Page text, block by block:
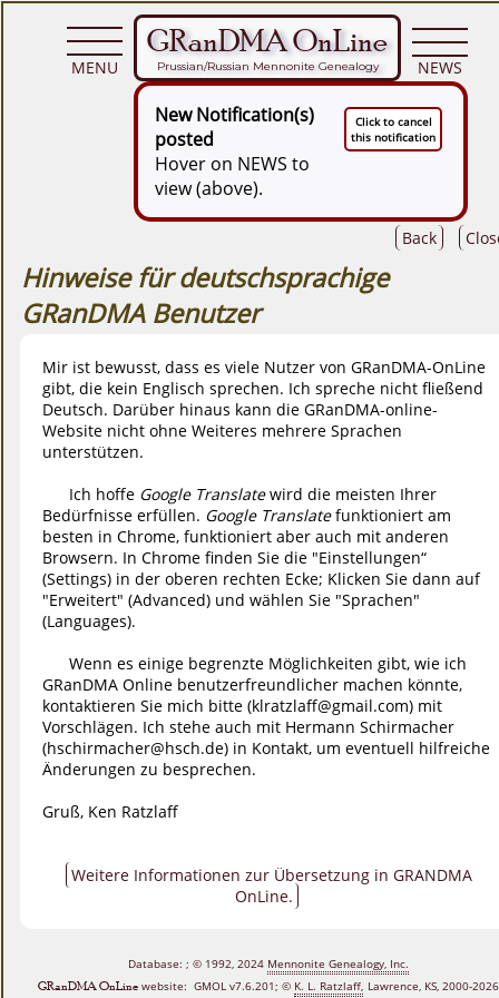
MENU
GRanDMA OnLine
Prussian/Russian Mennonite Genealogy NEWS
Click to cancel
this notification
New Notification(s)
posted
Hover on NEWS to
view (above).
Back
Hinweise für deutschsprachige
GRanDMA Benutzer
Mir ist bewusst, dass es viele Nutzer von GRanDMA-OnLine
gibt, die kein Englisch sprechen. Ich spreche nicht fließend
Deutsch. Darüber hinaus kann die GRanDMA-online-
Website nicht ohne Weiteres mehrere Sprachen
unterstützen.
Ich hoffe Google Translatewird die meisten Ihrer
Bedürfnisse erfüllen. Google Translatefunktioniert am
besten in Chrome, funktioniert aber auch mit anderen
Browsern. In Chrome finden Sie die "Einstellungen“
(Settings) in der oberen rechten Ecke; Klicken Sie dann auf
"Erweitert" (Advanced) und wählen Sie "Sprachen"
(Languages).
Wenn es einige begrenzte Möglichkeiten gibt, wie ich
GRanDMA Online benutzerfreundlicher machen könnte,
kontaktieren Sie mich bitte (klratzlaff@gmail.com) mit
Vorschlägen. Ich stehe auch mit Hermann Schirmacher
(hschirmacher@hsch.de) in Kontakt, um eventuell hilfreiche
Änderungen zu besprechen.
Gruß, Ken Ratzlaff
Weitere Informationen zur Übersetzung in GRANDMA
OnLine.
Database: ; © 1992, 2024 Mennonite Genealogy, Inc.
GRanDMA OnLinewebsite: GMOL v7.6.201; © K. L. Ratzlaff, Lawrence, KS, 2000‑2026